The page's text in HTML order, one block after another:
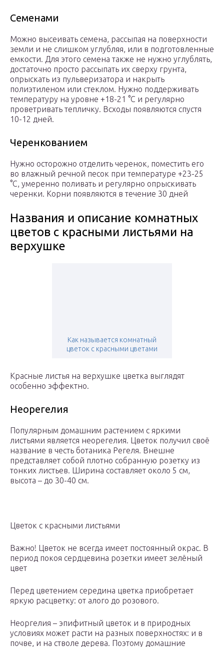
Семенами
Можно высеивать семена, рассыпая на поверхности
земли и не слишком углубляя, или в подготовленные
емкости. Для этого семена также не нужно углублять,
достаточно просто рассыпать их сверху грунта,
опрыскать из пульверизатора и накрыть
полиэтиленом или стеклом. Нужно поддерживать
температуру на уровне +18-21 °C и регулярно
проветривать тепличку. Всходы появляются спустя
10-12 дней.
Черенкованием
Нужно осторожно отделить черенок, поместить его
во влажный речной песок при температуре +23-25
°C, умеренно поливать и регулярно опрыскивать
черенки. Корни появляются в течение 30 дней
Названия и описание комнатных
цветов с красными листьями на
верхушке
Как называется комнатный
цветок с красными цветами
Красные листья на верхушке цветка выглядят
особенно эффектно.
Неорегелия
Популярным домашним растением с яркими
листьями является неорегелия. Цветок получил своё
название в честь ботаника Регеля. Внешне
представляет собой плотно собранную розетку из
тонких листьев. Ширина составляет около 5 см,
высота – до 30-40 см.
Цветок с красными листьями
Важно! Цветок не всегда имеет постоянный окрас. В
период покоя сердцевина розетки имеет зелёный
цвет
Перед цветением середина цветка приобретает
яркую расцветку: от алого до розового.
Неоргелия – эпифитный цветок и в природных
условиях может расти на разных поверхностях: и в
почве, и на стволе дерева. Поэтому домашние